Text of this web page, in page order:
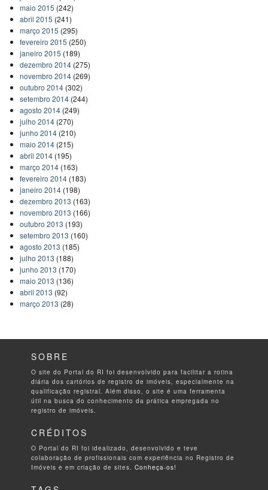
maio 2015 (242)
abril 2015 (241)
março 2015 (295)
fevereiro 2015 (250)
janeiro 2015 (189)
dezembro 2014(275)
novembro 2014(269)
outubro 2014(302)
setembro 2014(244)
agosto 2014(249)
julho 2014(270)
junho 2014(210)
maio 2014(215)
abril 2014(195)
março 2014(163)
fevereiro 2014(183)
janeiro 2014(198)
dezembro 2013 (163)
novembro 2013 (166)
outubro 2013 (193)
setembro 2013 (160)
agosto 2013 (185)
julho 2013 (188)
junho 2013 (170)
maio 2013 (136)
abril 2013 (92)
março 2013 (28)
SOBRE
O site do Portal do RI foi desenvolvido para facilitar a rotina
diária dos cartórios de registro de imóveis, especialmente na
qualificação registral. Além disso, o site é uma ferramenta
útil na busca do conhecimento da prática empregada no
registro de imóveis.
CRÉDITOS
O Portal do RI foi idealizado, desenvolvido e teve
colaboração de profissionais com experiência no Registro de
Imóveis e em criação de sites.Conheça-os!